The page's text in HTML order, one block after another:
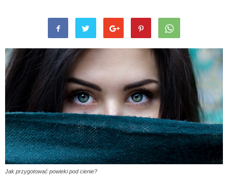
Jak przygotować powieki pod cienie?